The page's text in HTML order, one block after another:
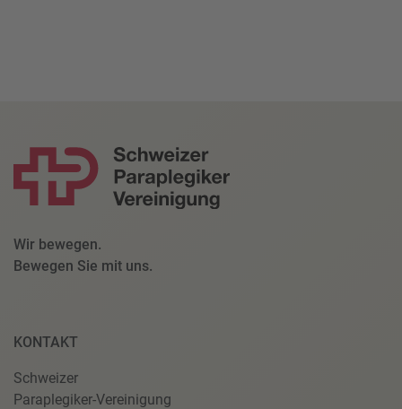
Wir bewegen.
Bewegen Sie mit uns.
KONTAKT
Schweizer
Paraplegiker-Vereinigung